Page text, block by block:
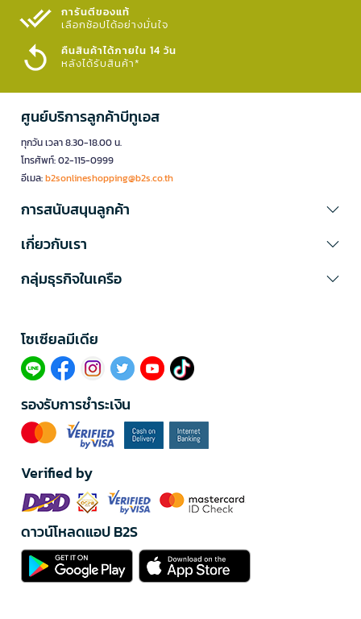
การันตีของแท้
เลือกช้อปได้อย่างมั่นใจ​
คืนสินค้าได้ภายใน 14 วัน
หลังได้รับสินค้า*
ศูนย์บริการลูกค้าบีทูเอส
ทุกวัน เวลา 8.30-18.00 น.
โทรศัพท์: 02-115-0999
อีเมล:b2sonlineshopping@b2s.co.th
การสนับสนุนลูกค้า
เกี่ยวกับเรา
กลุ่มธุรกิจในเครือ
โซเซียลมีเดีย​
รองรับการชำระเงิน
Verified by
ดาวน์โหลดแอป B2S